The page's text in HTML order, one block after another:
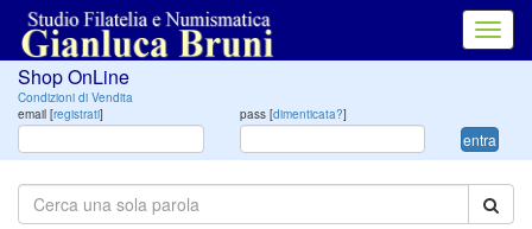
Shop OnLine
Condizioni di Vendita
email [registrati] pass [dimenticata?]
entra